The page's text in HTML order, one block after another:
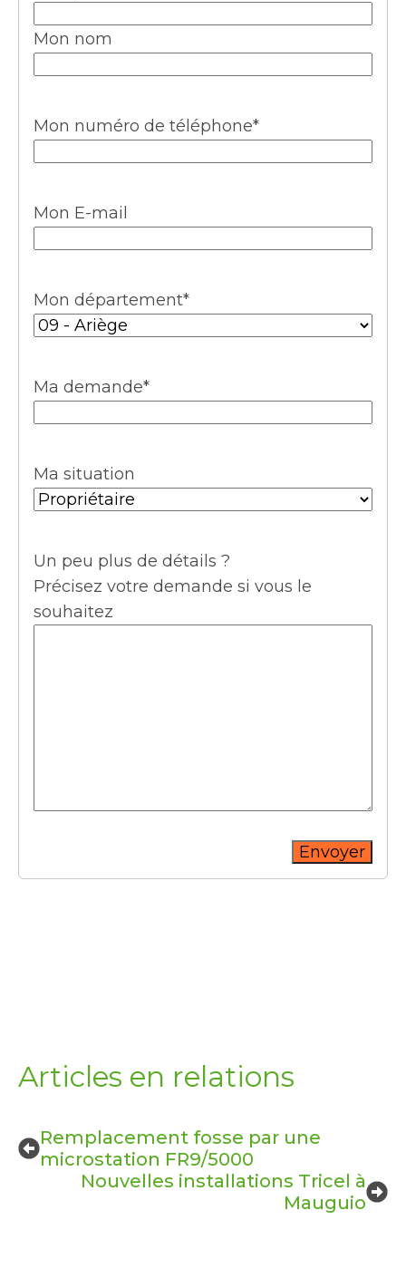
Mon nom
Mon numéro de téléphone*
Mon E-mail
Mon département*
Ma demande*
Ma situation
Un peu plus de détails ?
Précisez votre demande si vous le
souhaitez
Envoyer
Articles en relations
Remplacement fosse par une
microstation FR9/5000
Nouvelles installations Tricel à
Mauguio